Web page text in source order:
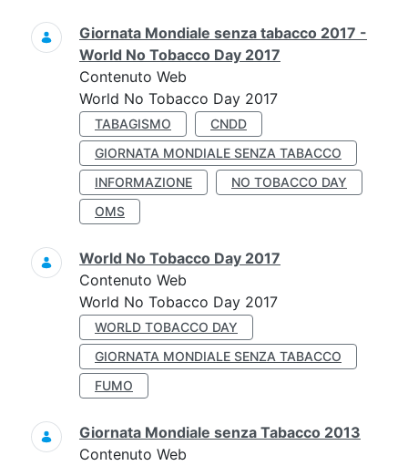
Giornata Mondiale senza tabacco 2017 -
World No Tobacco Day 2017
Contenuto Web
World No Tobacco Day 2017
TABAGISMO
CNDD
GIORNATA MONDIALE SENZA TABACCO
INFORMAZIONE
NO TOBACCO DAY
OMS
World No Tobacco Day 2017
Contenuto Web
World No Tobacco Day 2017
WORLD TOBACCO DAY
GIORNATA MONDIALE SENZA TABACCO
FUMO
Giornata Mondiale senza Tabacco 2013
Contenuto Web